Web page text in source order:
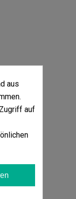
aus
auf